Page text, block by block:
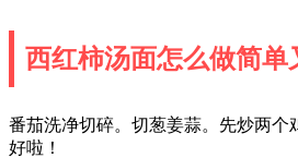
西红柿汤面怎么做简单
番茄洗净切碎。切葱姜蒜。先炒两
好啦！